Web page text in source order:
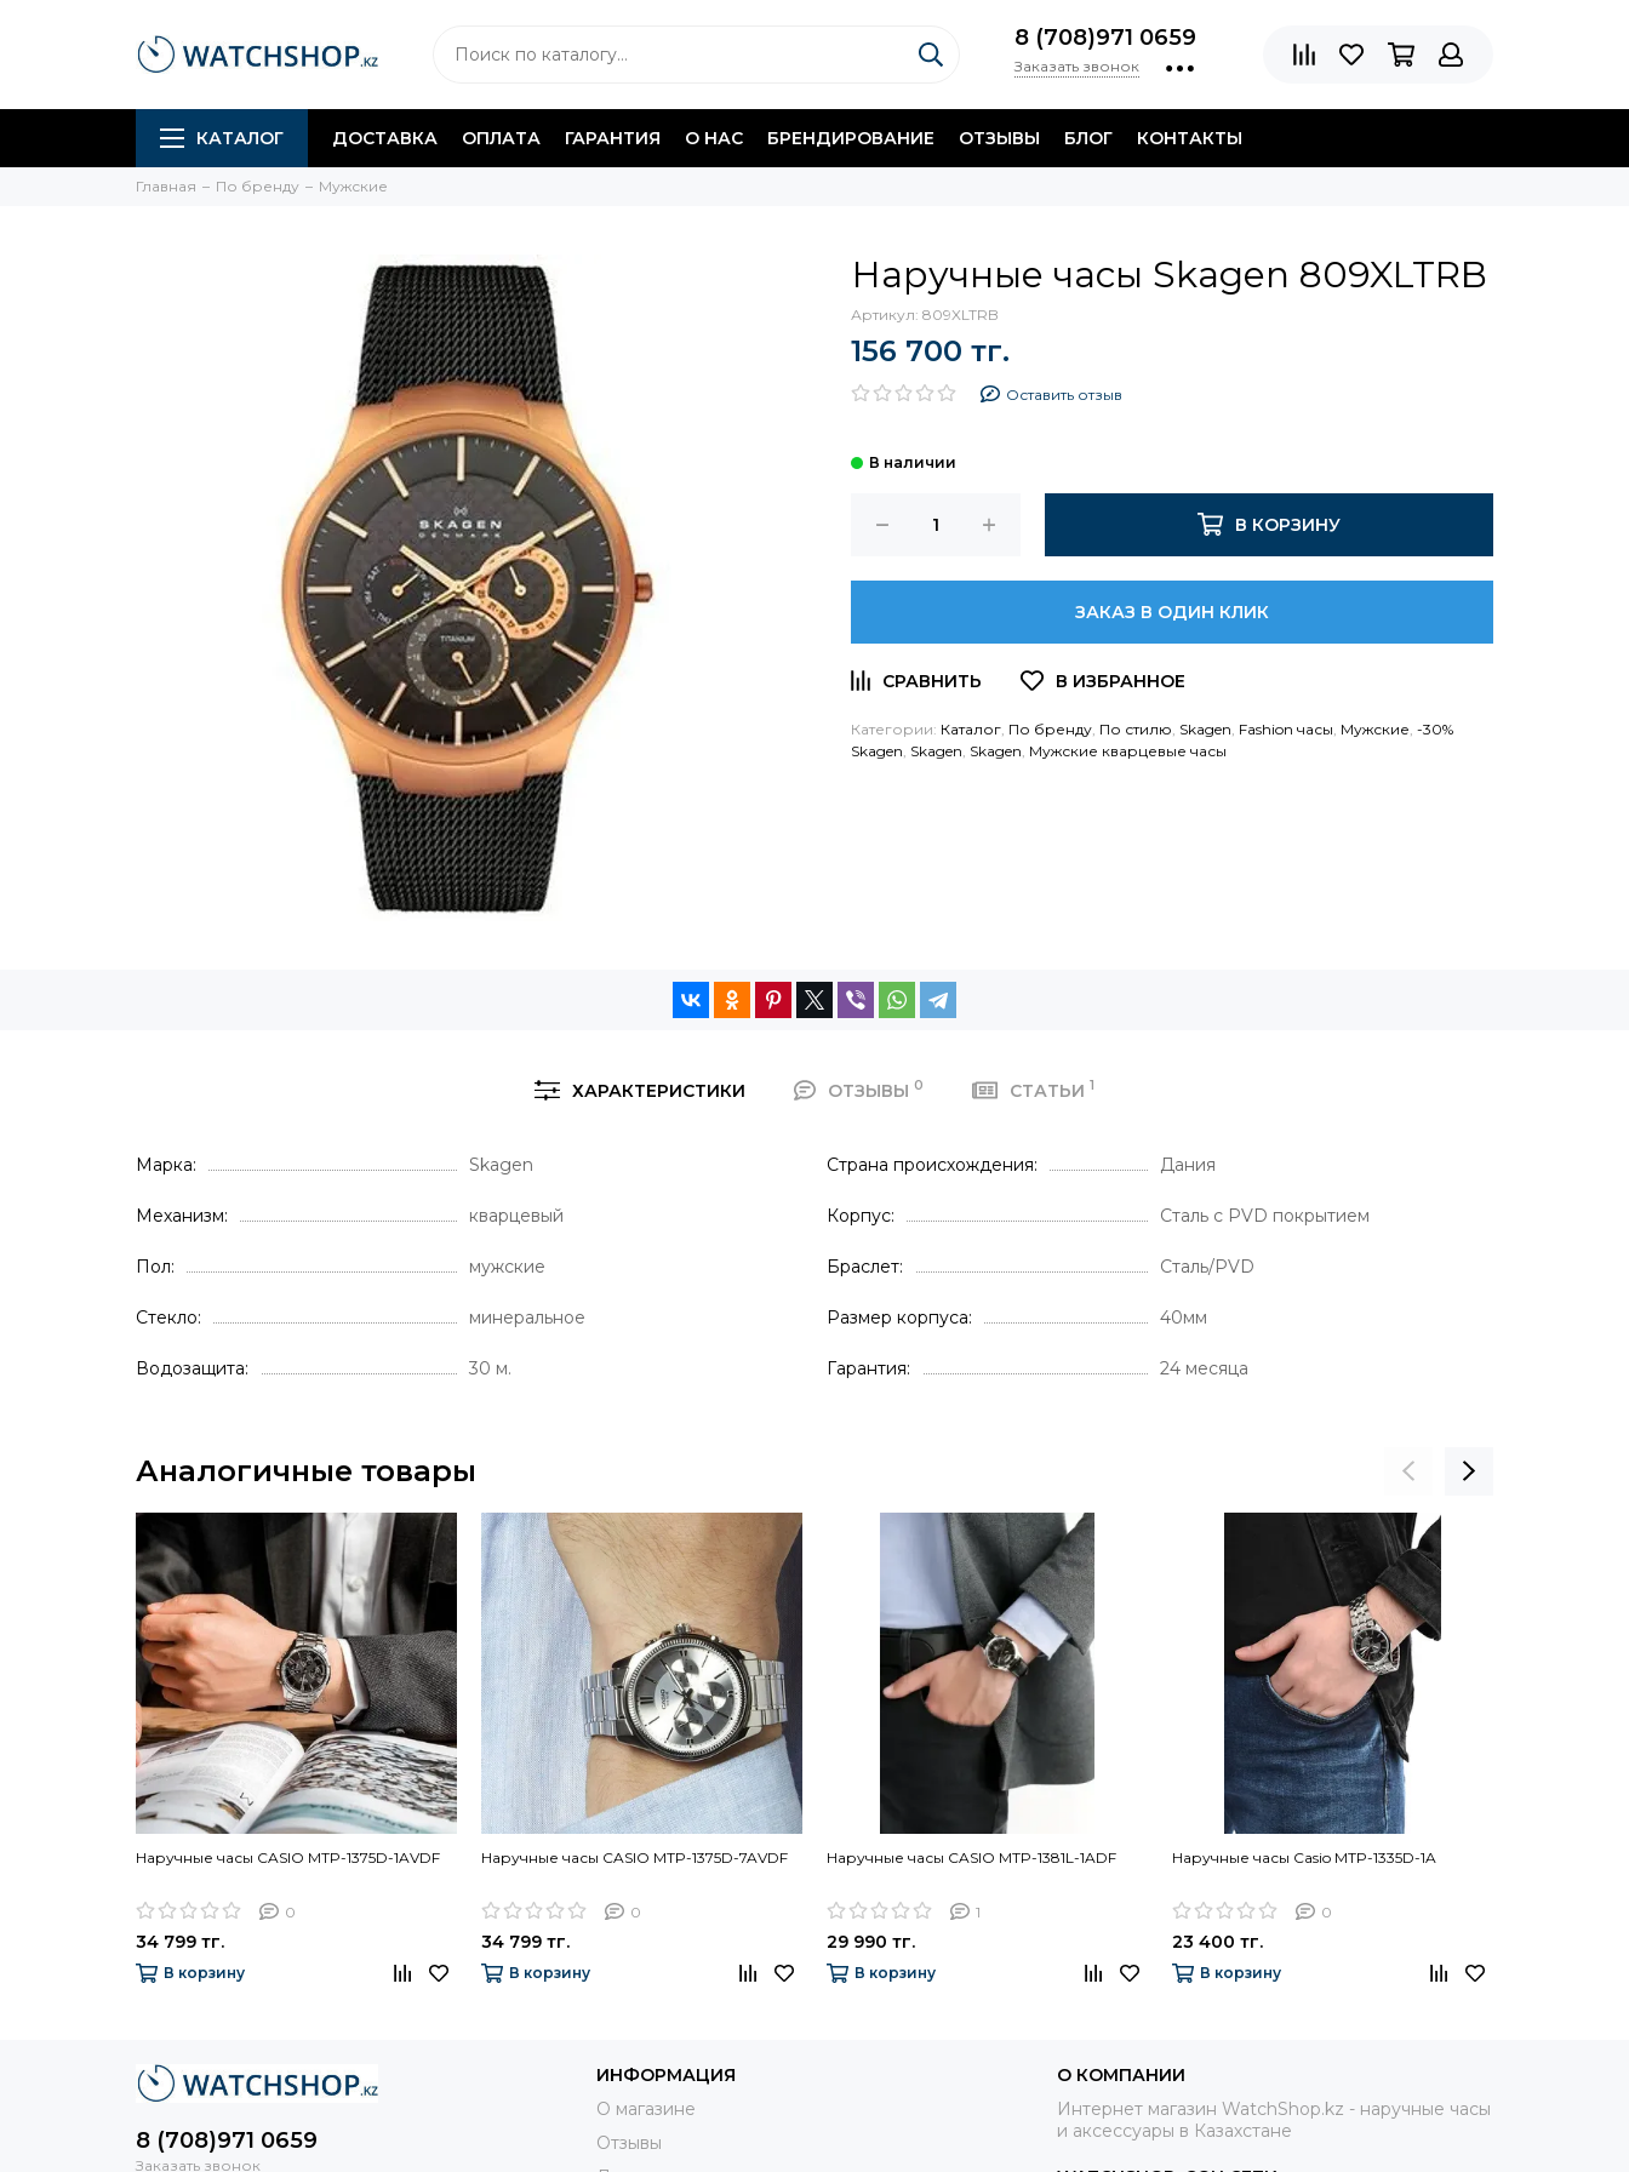
8 (708)971 0659
Заказать звонок
КАТАЛОГ ДОСТАВКА ОПЛАТА ГАРАНТИЯ О НАС БРЕНДИРОВАНИЕ ОТЗЫВЫ БЛОГ КОНТАКТЫ
Главная По бренду Мужские
Наручные часы Skagen 809XLTRB
Артикул: 809XLTRB
156 700 тг.
Оставить отзыв
В КОРЗИНУ
ЗАКАЗ В ОДИН КЛИК
Категории: Каталог По бренду По стилю Skagen Fashion часы Мужские -30%
Skagen Skagen Skagen Мужские кварцевые часы
ХАРАКТЕРИСТИКИ ОТЗЫВЫ 0 СТАТЬИ 1
Марка Skagen
Механизм кварцевый
Пол мужские
Стекло минеральное
Водозащита 30 м.
Страна происхождения Дания
Корпус Сталь с PVD покрытием
Браслет Cталь/PVD
Размер корпуса 40мм
Гарантия 24 месяца
Аналогичные товары
Наручные часы CASIO MTP-1375D-1AVDF
0
34 799 тг.
В корзину
Наручные часы CASIO MTP-1375D-7AVDF
0
34 799 тг.
В корзину
Наручные часы CASIO MTP-1381L-1ADF
1
29 990 тг.
В корзину
Наручные часы Casio MTP-1335D-1A
0
23 400 тг.
В корзину
8 (708)971 0659
Заказать звонок
ИНФОРМАЦИЯ
О магазине
Отзывы
О КОМПАНИИ
Интернет магазин WatchShop.kz - наручные часы
и аксессуары в Казахстане